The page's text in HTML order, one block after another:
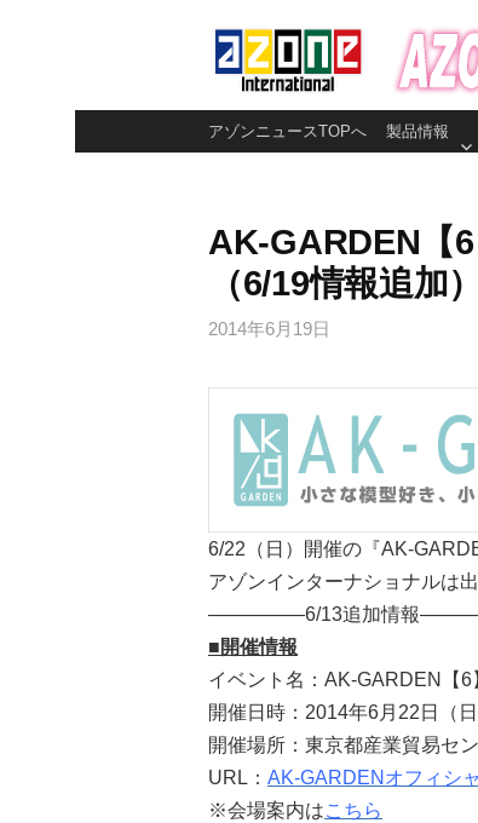
ン
アゾンニュースTOPへ 製品情報
AK-GARDEN【
（6/19情報追加）
2014年6月19日
6/22（日）開催の『AK-
アゾンインターナショナルは
—————6/13追加情報
■開催情報
イベント名：AK-GARDEN【6
開催日時：2014年6月22日（
開催場所：東京都産業貿易セ
URL： AK-GARDENオフィシ
※会場案内はこちら